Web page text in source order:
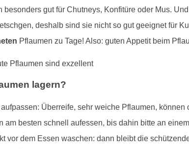
besonders gut für Chutneys, Konfitüre oder Mus.
deshalb sind sie nicht so gut geeignet für
Pflaumen zu Tage! Also: guten Appetit beim
lagern?
Überreife, sehr weiche Pflaumen,
am besten schnell aufessen, bis dahin bitte an
vor dem Essen waschen: dann bleibt die